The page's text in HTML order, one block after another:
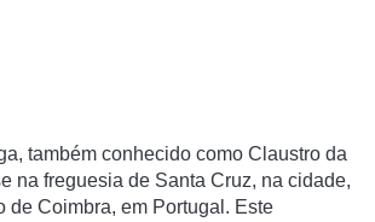
também conhecido como Claustro da
na freguesia de Santa Cruz, na cidade,
de Coimbra, em Portugal. Este